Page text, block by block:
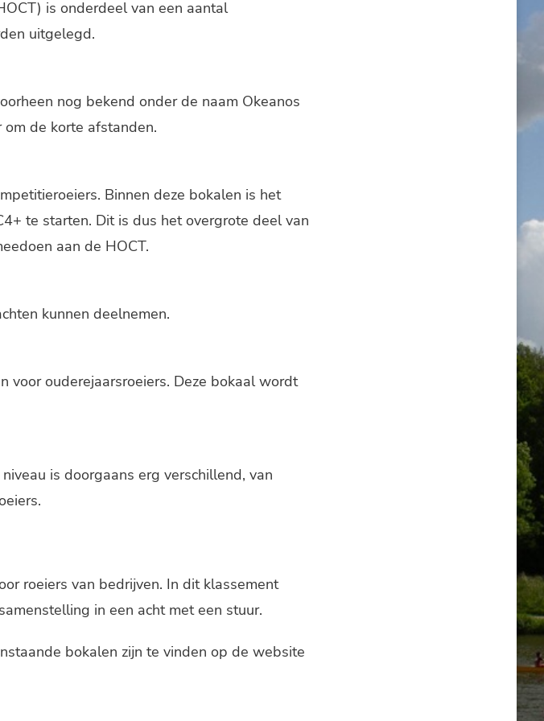
is onderdeel van een aantal
uitgelegd.
nog bekend onder de naam Okeanos
de korte afstanden.
Binnen deze bokalen is het
te starten. Dit is dus het overgrote deel van
aan de HOCT.
kunnen deelnemen.
voor ouderejaarsroeiers. Deze bokaal wordt
is doorgaans erg verschillend, van
roeiers van bedrijven. In dit klassement
in een acht met een stuur.
bokalen zijn te vinden op de website